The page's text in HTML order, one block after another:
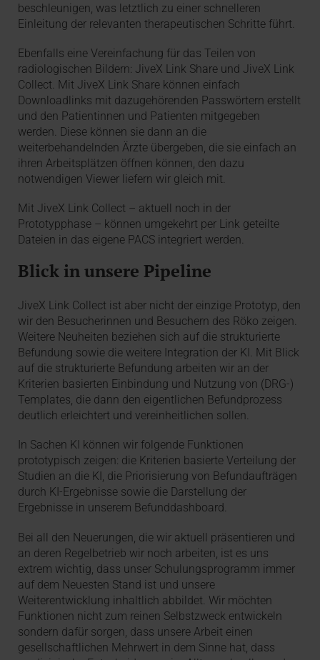
beschleunigen, was letztlich zu einer schnelleren
Einleitung der relevanten therapeutischen Schritte führt.
Ebenfalls eine Vereinfachung für das Teilen von
radiologischen Bildern: JiveX Link Share und JiveX Link
Collect. Mit JiveX Link Share können einfach
Downloadlinks mit dazugehörenden Passwörtern erstellt
und den Patientinnen und Patienten mitgegeben
werden. Diese können sie dann an die
weiterbehandelnden Ärzte übergeben, die sie einfach an
ihren Arbeitsplätzen öffnen können, den dazu
notwendigen Viewer liefern wir gleich mit.
Mit JiveX Link Collect – aktuell noch in der
Prototypphase – können umgekehrt per Link geteilte
Dateien in das eigene PACS integriert werden.
Blick in unsere Pipeline
JiveX Link Collect ist aber nicht der einzige Prototyp, den
wir den Besucherinnen und Besuchern des Röko zeigen.
Weitere Neuheiten beziehen sich auf die strukturierte
Befundung sowie die weitere Integration der KI. Mit Blick
auf die strukturierte Befundung arbeiten wir an der
Kriterien basierten Einbindung und Nutzung von (DRG-)
Templates, die dann den eigentlichen Befundprozess
deutlich erleichtert und vereinheitlichen sollen.
In Sachen KI können wir folgende Funktionen
prototypisch zeigen: die Kriterien basierte Verteilung der
Studien an die KI, die Priorisierung von Befundaufträgen
durch KI-Ergebnisse sowie die Darstellung der
Ergebnisse in unserem Befunddashboard.
Bei all den Neuerungen, die wir aktuell präsentieren und
an deren Regelbetrieb wir noch arbeiten, ist es uns
extrem wichtig, dass unser Schulungsprogramm immer
auf dem Neuesten Stand ist und unsere
Weiterentwicklung inhaltlich abbildet. Wir möchten
Funktionen nicht zum reinen Selbstzweck entwickeln
sondern dafür sorgen, dass unsere Arbeit einen
gesellschaftlichen Mehrwert in dem Sinne hat, dass